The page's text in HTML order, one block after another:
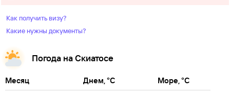
Как получить визу?
Какие нужны документы?
Погода на Скиатосе
Месяц Днем, °C Море, °C